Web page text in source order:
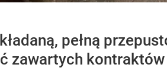
pełną
zawartych